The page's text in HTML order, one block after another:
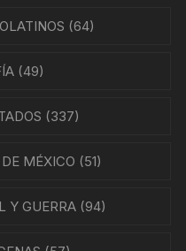
(64)
(49)
(337)
MÉXICO (51)
Y GUERRA (94)